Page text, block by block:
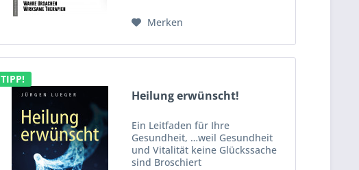
Merken
TIPP!
Heilung erwünscht!
Ein Leitfaden für Ihre
Gesundheit, …weil Gesundheit
und Vitalität keine Glückssache
sind Broschiert